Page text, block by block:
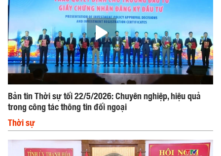
Bản tin Thời sự tối 22/5/2026: Chuyên nghiệp, hiệu quả
trong công tác thông tin đối ngoại
Thời sự